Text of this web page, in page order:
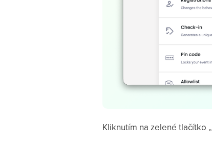
Kliknutím na zelené tlačítko „